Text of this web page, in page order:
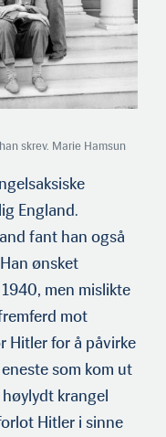
skrev. Marie Hamsun
på Nørholmen. Foran fra
England.
fant han også
ønsket
men mislikte
mot
Hitler for å påvirke
som kom ut
krangel
Hitler i sinne